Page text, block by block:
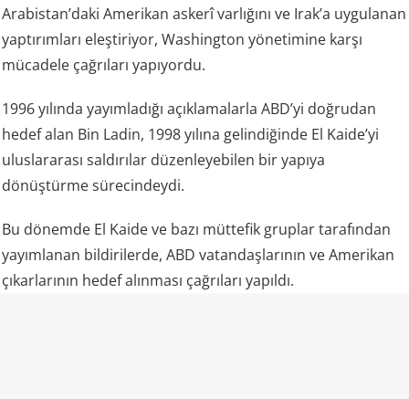
Arabistan’daki Amerikan askerî varlığını ve Irak’a uygulanan
yaptırımları eleştiriyor, Washington yönetimine karşı
mücadele çağrıları yapıyordu.
1996 yılında yayımladığı açıklamalarla ABD’yi doğrudan
hedef alan Bin Ladin, 1998 yılına gelindiğinde El Kaide’yi
uluslararası saldırılar düzenleyebilen bir yapıya
dönüştürme sürecindeydi.
Bu dönemde El Kaide ve bazı müttefik gruplar tarafından
yayımlanan bildirilerde, ABD vatandaşlarının ve Amerikan
çıkarlarının hedef alınması çağrıları yapıldı.